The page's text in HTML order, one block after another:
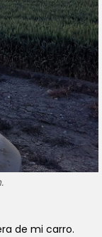
de mi carro.